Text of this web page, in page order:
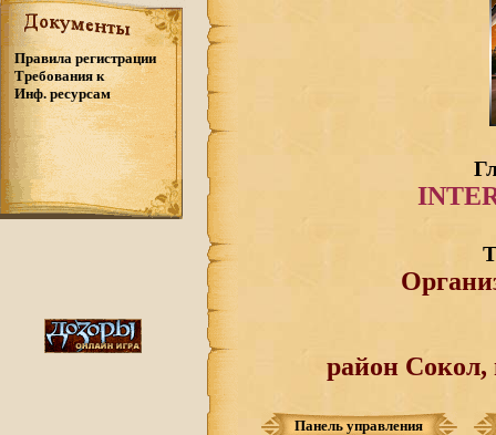
Правила регистрации
Требования к
Инф. ресурсам
район Сокол,
Панель управления